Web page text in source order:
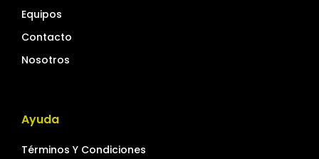
Equipos
Contacto
Nosotros
Ayuda
Términos Y Condiciones